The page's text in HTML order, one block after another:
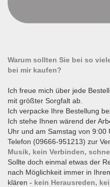
Warum sollten Sie bei so
bei mir kaufen?
Ich freue mich über jede
mit größter Sorgfalt ab.
Ich verpacke Ihre Bestellung
Ich stehe Ihnen wärend der
Uhr und am Samstag von
Telefon (09666-951213) zur
Musik, kein Verbinden,
Sollte doch einmal etwas der
nach Möglichkeit immer in
klären - kein Herausreden,